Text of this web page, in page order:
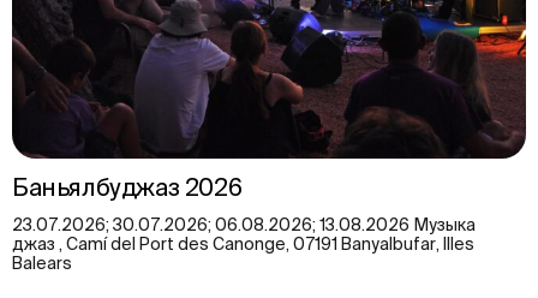
Баньялбуджаз 2026
23.07.2026; 30.07.2026; 06.08.2026; 13.08.2026 Музыка
джаз , Camí del Port des Canonge, 07191 Banyalbufar, Illes
Balears